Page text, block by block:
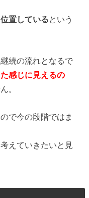
置しているという
続の流れとなるで
感じに見えるの
。
で今の段階ではま
えていきたいと見